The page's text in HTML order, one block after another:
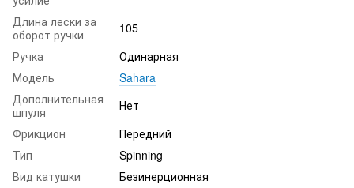
Длина лески за
оборот ручки
105
Ручка
Одинарная
Модель
Sahara
Дополнительная
шпуля
Нет
Фрикцион
Передний
Тип
Spinning
Вид катушки
Безинерционная